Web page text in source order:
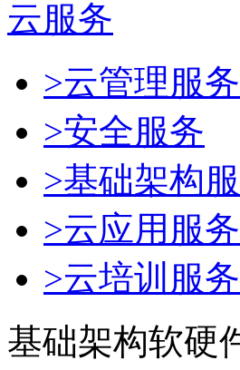
云服务
>云管理服务
>安全服务
>基础架构
>云应用服务
>云培训服务
基础架构软硬